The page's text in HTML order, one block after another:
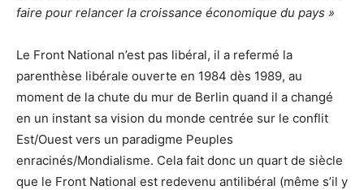
faire pour relancer la croissance économique du pays »
Le Front National n’est pas libéral, il a refermé la
parenthèse libérale ouverte en 1984 dès 1989, au
moment de la chute du mur de Berlin quand il a changé
en un instant sa vision du monde centrée sur le conflit
Est/Ouest vers un paradigme Peuples
enracinés/Mondialisme. Cela fait donc un quart de siècle
que le Front National est redevenu antilibéral (même s’il y